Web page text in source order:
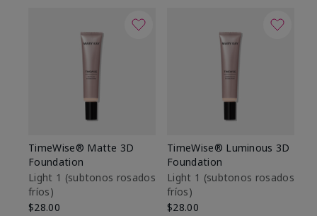
TimeWise® Matte 3D
Foundation
Light 1​ (subtonos rosados
fríos)
$28.00
TimeWise® Luminous 3D
Foundation
Light 1​ (subtonos rosados
fríos)
$28.00